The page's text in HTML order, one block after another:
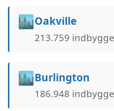
🏙️Oakville
213.759
🏙️Burlington
186.948